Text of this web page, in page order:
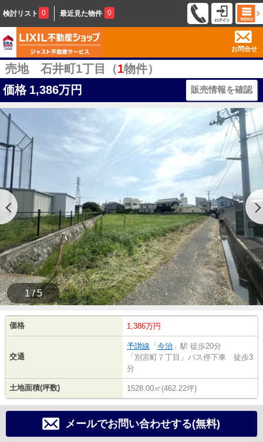
検討リスト 0 最近見た物件 0
お問合せ
売地 石井町1丁目（1物件）
価格 1,386万円 販売情報を確認
1 / 5
価格 1,386万円
交通
予讃線 「 今治 」駅 徒歩20分
「別宮町７丁目」バス停下車 徒歩3
分
土地面積(坪数) 1528.00㎡(462.22坪)
メールでお問い合わせする(無料)